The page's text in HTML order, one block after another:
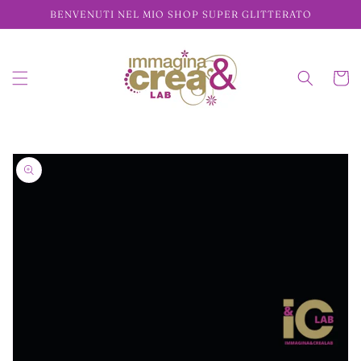
direttamente
ai contenuti
BENVENUTI NEL MIO SHOP SUPER GLITTERATO
Passa alle
informazioni
sul prodotto